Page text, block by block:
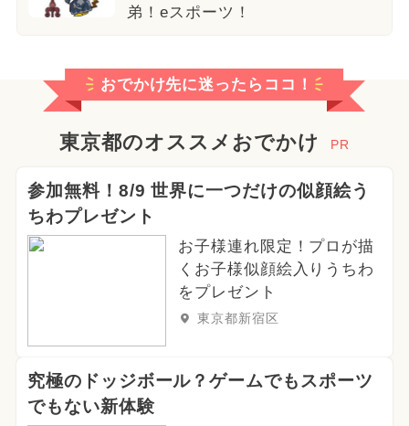
弟！eスポーツ！
おでかけ先に迷ったらココ！
東京都のオススメおでかけ PR
参加無料！8/9 世界に一つだけの似顔絵う
ちわプレゼント
お子様連れ限定！プロが描
くお子様似顔絵入りうちわ
をプレゼント
東京都新宿区
究極のドッジボール？ゲームでもスポーツ
でもない新体験